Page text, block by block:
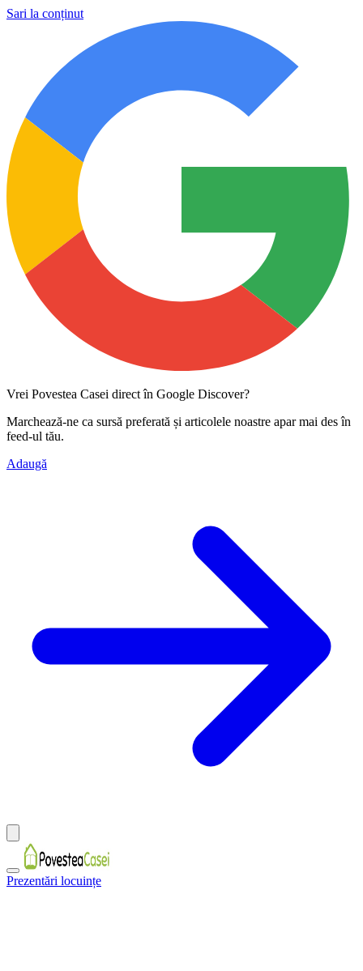
Sari la conținut
Vrei Povestea Casei direct în Google Discover?
Marchează-ne ca sursă preferată și articolele noastre apar mai des în
feed-ul tău.
Adaugă
Prezentări locuințe